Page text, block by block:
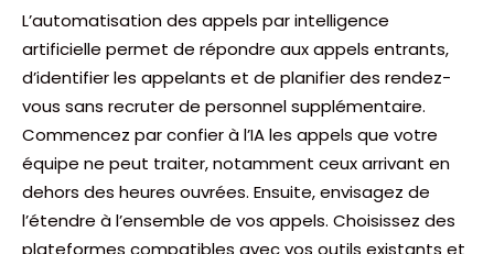
L’automatisation des appels par intelligence
artificielle permet de répondre aux appels entrants,
d’identifier les appelants et de planifier des rendez-
vous sans recruter de personnel supplémentaire.
Commencez par confier à l’IA les appels que votre
équipe ne peut traiter, notamment ceux arrivant en
dehors des heures ouvrées. Ensuite, envisagez de
l’étendre à l’ensemble de vos appels. Choisissez des
plateformes compatibles avec vos outils existants et